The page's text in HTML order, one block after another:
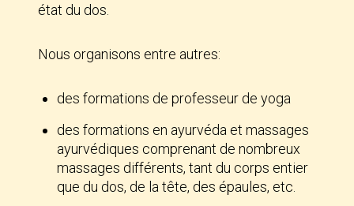
état du dos.
Nous organisons entre autres:
des formations de professeur de yoga
des formations en ayurvéda et massages
ayurvédiques comprenant de nombreux
massages différents, tant du corps entier
que du dos, de la tête, des épaules, etc.